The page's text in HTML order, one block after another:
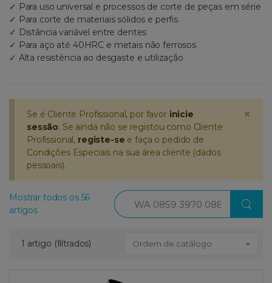
✓ Para uso universal e processos de corte de peças em série
✓ Para corte de materiais sólidos e perfis
✓ Distância variável entre dentes
✓ Para aço até 40HRC e metais não ferrosos
✓ Alta resistência ao desgaste e utilização
×
Se é Cliente Profissional, por favor inicie
sessão. Se ainda não se registou como Cliente
Profissional, registe-se e faça o pedido de
Condições Especiais na sua área cliente (dados
pessoais).
Mostrar todos os 56
artigos
Procurar
1 artigo (filtrados) Ordem de catálogo